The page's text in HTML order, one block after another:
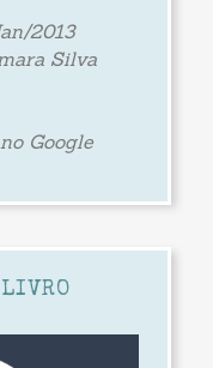
2013
Silva
Google